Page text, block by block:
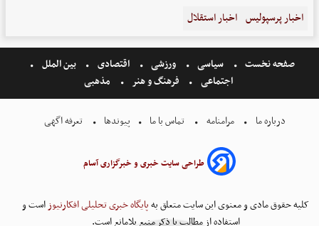
اخبار پرسپولیس اخبار استقلال
صفحه نخست سیاسی ورزشی اقتصادی
بین الملل
اجتماعی
فرهنگ و هنر مذهبی
درباره ما مرامنامه تماس با ما پیوندها تعرفه اگهی
طراحی سایت خبری و خبرگزاری آسام
کلیه حقوق مادی و معنوی این سایت متعلق بهپایگاه خبری تحلیلی افکارنیوزاست و
استفاده از مطالب با ذکر منبع بلامانع است.